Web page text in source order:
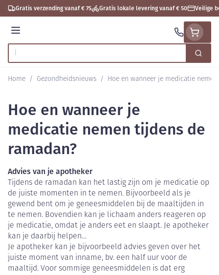
Ga naar de inhoud
Gratis verzending vanaf € 75 Gratis lokale levering vanaf € 50 Veilige
Menu
Product, merk, categorie... Zoek
Home / Gezondheidsnieuws / Hoe en wanneer je medicatie
Hoe en wanneer je
medicatie nemen tijdens de
ramadan?
Advies van je apotheker
Tijdens de ramadan kan het lastig zijn om je medicatie op
de juiste momenten in te nemen. Bijvoorbeeld als je
gewend bent om je geneesmiddelen bij de maaltijden in
te nemen. Bovendien kan je lichaam anders reageren op
je medicatie, omdat je anders eet en slaapt. Je apotheker
kan je daarbij helpen…
Je apotheker kan je bijvoorbeeld advies geven over het
juiste moment van inname, bv. een half uur voor de
maaltijd. Voor sommige geneesmiddelen is dat erg